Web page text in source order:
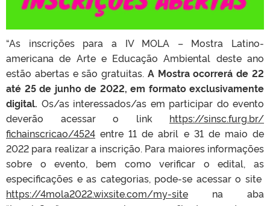
“As inscrições para a IV MOLA – Mostra Latino-
americana de Arte e Educação Ambiental deste ano
estão abertas e são gratuitas. A Mostra ocorrerá de 22
até 25 de junho de 2022, em formato exclusivamente
digital. Os/as interessados/as em participar do evento
deverão acessar o link https://sinsc.furg.br/
fichainscricao/4524 entre 11 de abril e 31 de maio de
2022 para realizar a inscrição. Para maiores informações
sobre o evento, bem como verificar o edital, as
especificações e as categorias, pode-se acessar o site
https://4mola2022.wixsite.com/my-site na aba